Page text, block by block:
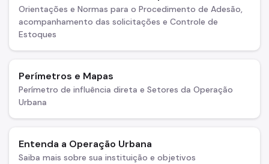
Orientações e Normas para o Procedimento de Adesão,
acompanhamento das solicitações e Controle de
Estoques
Perímetros e Mapas
Perímetro de influência direta e Setores da Operação
Urbana
Entenda a Operação Urbana
Saiba mais sobre sua instituição e objetivos